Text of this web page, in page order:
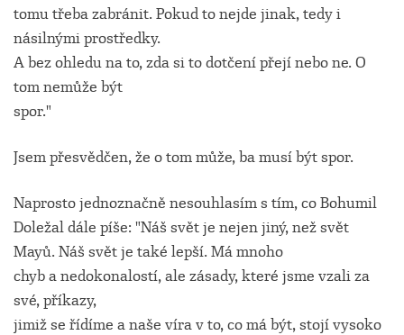
tomu třeba zabránit. Pokud to nejde jinak, tedy i
násilnými prostředky.
A bez ohledu na to, zda si to dotčení přejí nebo ne. O
tom nemůže být
spor."
Jsem přesvědčen, že o tom může, ba musí být spor.
Naprosto jednoznačně nesouhlasím s tím, co Bohumil
Doležal dále píše: "Náš svět je nejen jiný, než svět
Mayů. Náš svět je také lepší. Má mnoho
chyb a nedokonalostí, ale zásady, které jsme vzali za
své, příkazy,
jimiž se řídíme a naše víra v to, co má být, stojí vysoko